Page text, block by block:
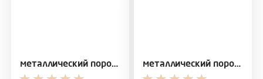
металлический порошок бронзы для порошковой металл… металлический порошок бронзы для покрытий ПР-БрХ